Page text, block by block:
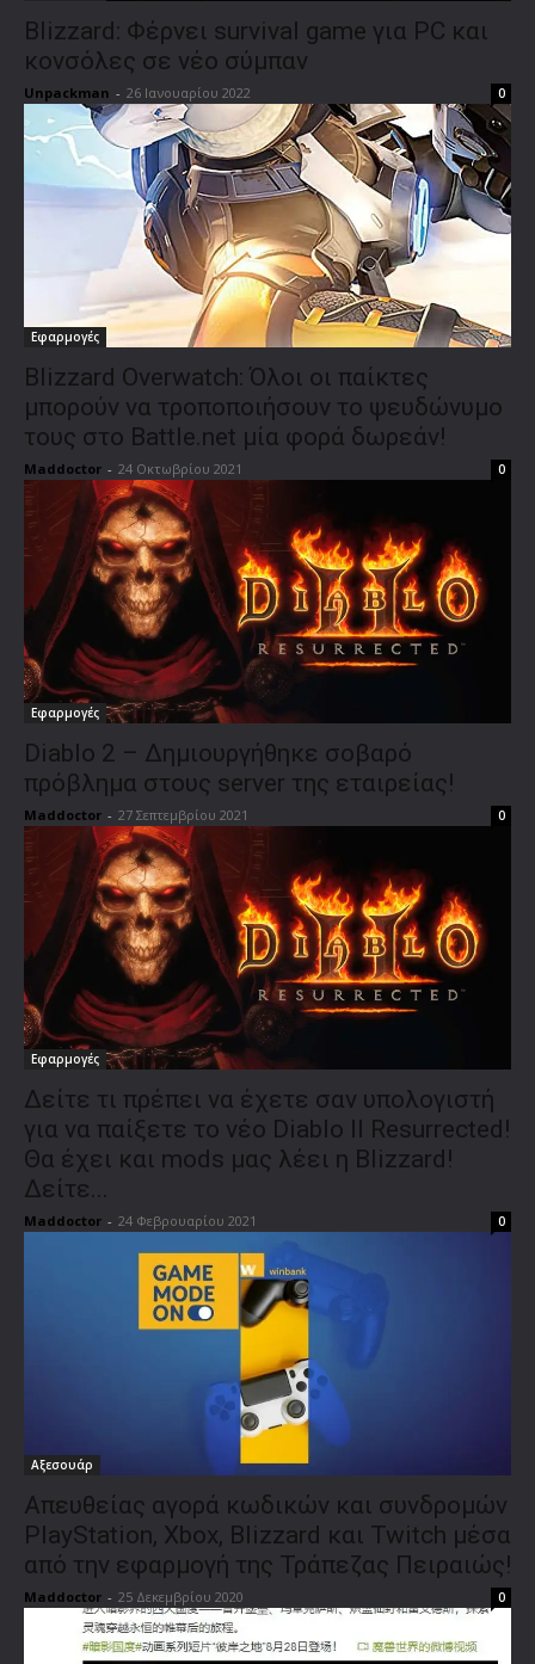
Blizzard: Φέρνει survival game για PC και
κονσόλες σε νέο σύμπαν
Unpackman - 26 Ιανουαρίου 2022 0
Εφαρμογές
Blizzard Overwatch: Όλοι οι παίκτες
μπορούν να τροποποιήσουν το ψευδώνυμο
τους στο Battle.net μία φορά δωρεάν!
Maddoctor - 24 Οκτωβρίου 2021 0
Εφαρμογές
Diablo 2 – Δημιουργήθηκε σοβαρό
πρόβλημα στους server της εταιρείας!
Maddoctor - 27 Σεπτεμβρίου 2021 0
Εφαρμογές
Δείτε τι πρέπει να έχετε σαν υπολογιστή
για να παίξετε το νέο Diablo II Resurrected!
Θα έχει και mods μας λέει η Blizzard!
Δείτε...
Maddoctor - 24 Φεβρουαρίου 2021 0
Αξεσουάρ
Απευθείας αγορά κωδικών και συνδρομών
PlayStation, Xbox, Blizzard και Twitch μέσα
από την εφαρμογή της Τράπεζας Πειραιώς!
Maddoctor - 25 Δεκεμβρίου 2020 0